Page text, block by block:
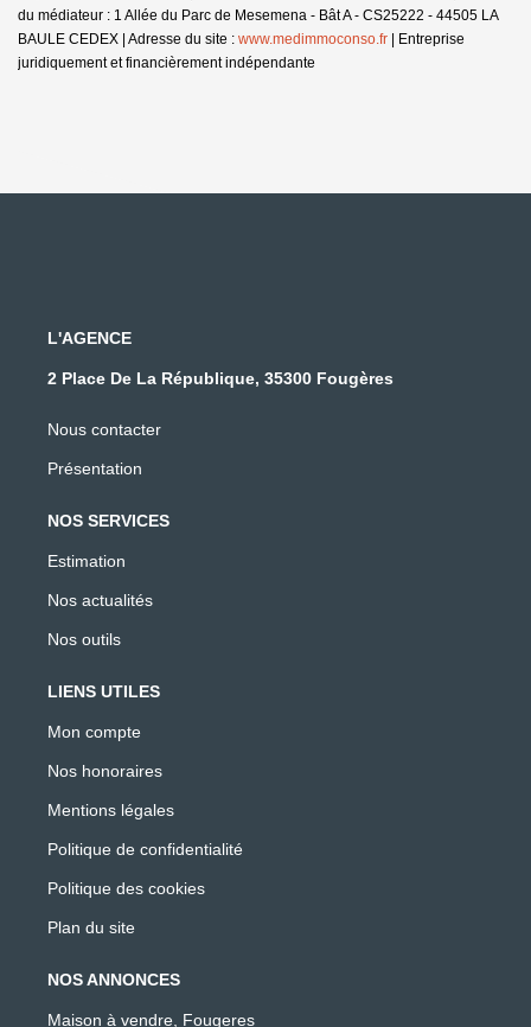
du médiateur : 1 Allée du Parc de Mesemena - Bât A - CS25222 - 44505 LA
BAULE CEDEX | Adresse du site : www.medimmoconso.fr | Entreprise
juridiquement et financièrement indépendante
L'AGENCE
2 Place De La République, 35300 Fougères
Nous contacter
Présentation
NOS SERVICES
Estimation
Nos actualités
Nos outils
LIENS UTILES
Mon compte
Nos honoraires
Mentions légales
Politique de confidentialité
Politique des cookies
Plan du site
NOS ANNONCES
Maison à vendre, Fougeres